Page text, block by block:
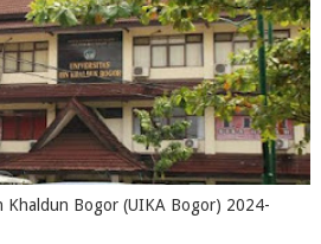
Khaldun Bogor (UIKA Bogor) 2024-